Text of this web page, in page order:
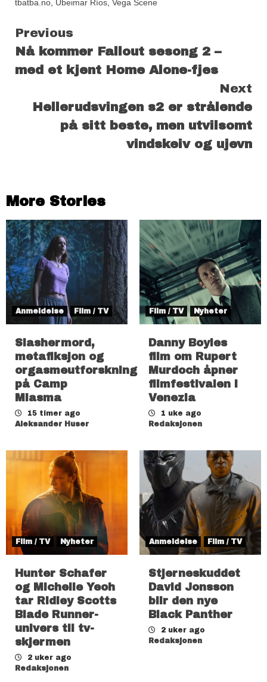
tbatba.no Ubeimar Ríos Vega Scene
Continue
Reading
Previous
Nå kommer Fallout sesong 2 –
med et kjent Home Alone-fjes
Next
Hellerudsvingen s2 er strålende
på sitt beste, men utvilsomt
vindskeiv og ujevn
More Stories
Anmeldelse Film / TV
Slashermord,
metafiksjon og
orgasmeutforskning
på Camp
Miasma
15 timer ago
Aleksander Huser
Film / TV Nyheter
Danny Boyles
film om Rupert
Murdoch åpner
filmfestivalen i
Venezia
1 uke ago
Redaksjonen
Film / TV Nyheter
Hunter Schafer
og Michelle Yeoh
tar Ridley Scotts
Blade Runner-
univers til tv-
skjermen
2 uker ago
Redaksjonen
Anmeldelse Film / TV
Stjerneskuddet
David Jonsson
blir den nye
Black Panther
2 uker ago
Redaksjonen